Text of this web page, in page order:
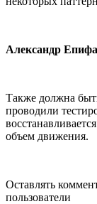
Александр
Также должна
проводили
объем движения.
Оставлять
пользователи